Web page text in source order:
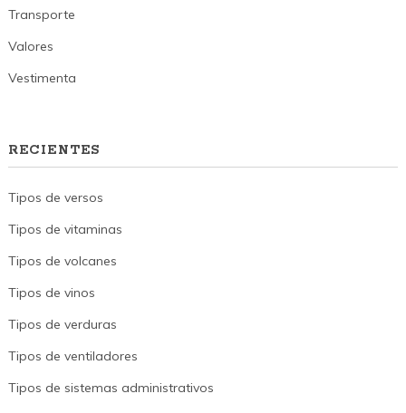
Transporte
Valores
Vestimenta
RECIENTES
Tipos de versos
Tipos de vitaminas
Tipos de volcanes
Tipos de vinos
Tipos de verduras
Tipos de ventiladores
Tipos de sistemas administrativos